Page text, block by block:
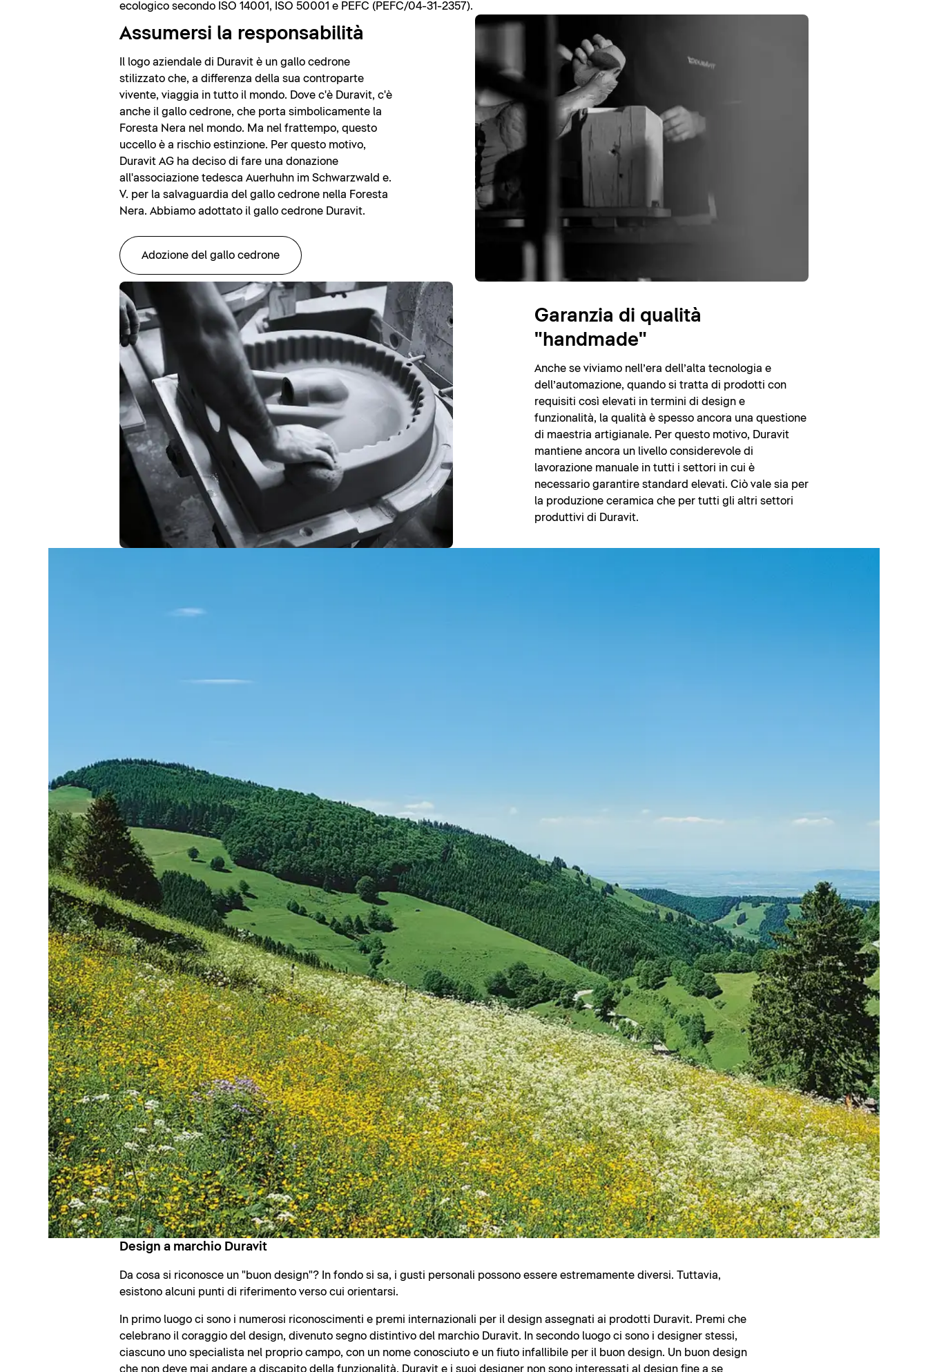
ecologico secondo ISO 14001, ISO 50001 e PEFC (PEFC/04-31-2357).
Assumersi la responsabilità
Il logo aziendale di Duravit è un gallo cedrone
stilizzato che, a differenza della sua controparte
vivente, viaggia in tutto il mondo. Dove c'è Duravit, c'è
anche il gallo cedrone, che porta simbolicamente la
Foresta Nera nel mondo. Ma nel frattempo, questo
uccello è a rischio estinzione. Per questo motivo,
Duravit AG ha deciso di fare una donazione
all'associazione tedesca Auerhuhn im Schwarzwald e.
V. per la salvaguardia del gallo cedrone nella Foresta
Nera. Abbiamo adottato il gallo cedrone Duravit.
Adozione del gallo cedrone
Garanzia di qualità
"handmade"
Anche se viviamo nell’era dell’alta tecnologia e
dell’automazione, quando si tratta di prodotti con
requisiti così elevati in termini di design e
funzionalità, la qualità è spesso ancora una questione
di maestria artigianale. Per questo motivo, Duravit
mantiene ancora un livello considerevole di
lavorazione manuale in tutti i settori in cui è
necessario garantire standard elevati. Ciò vale sia per
la produzione ceramica che per tutti gli altri settori
produttivi di Duravit.
Design a marchio Duravit
Da cosa si riconosce un "buon design"? In fondo si sa, i gusti personali possono essere estremamente diversi. Tuttavia,
esistono alcuni punti di riferimento verso cui orientarsi.
In primo luogo ci sono i numerosi riconoscimenti e premi internazionali per il design assegnati ai prodotti Duravit. Premi che
celebrano il coraggio del design, divenuto segno distintivo del marchio Duravit. In secondo luogo ci sono i designer stessi,
ciascuno uno specialista nel proprio campo, con un nome conosciuto e un fiuto infallibile per il buon design. Un buon design
che non deve mai andare a discapito della funzionalità. Duravit e i suoi designer non sono interessati al design fine a se